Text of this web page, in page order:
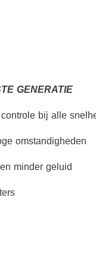
GENERATIE
bij alle
omstandigheden
minder geluid